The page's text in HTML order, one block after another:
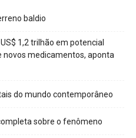
baldio
1,2 trilhão em potencial
novos medicamentos, aponta
do mundo contemporâneo
sobre o fenômeno